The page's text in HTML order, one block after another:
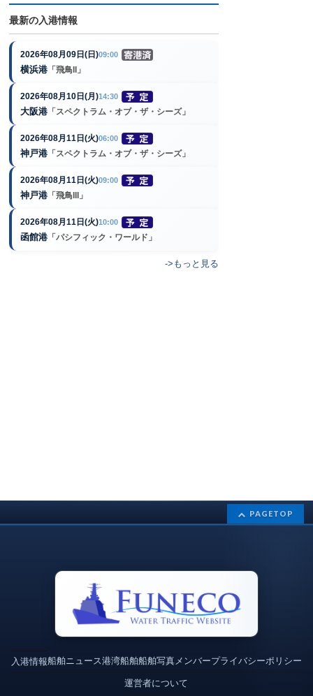
最新の入港情報
2026年08月09日(日)09:00
横浜港 「飛鳥II」
2026年08月10日(月)14:30
大阪港 「スペクトラム・オブ・ザ・シーズ」
2026年08月11日(火)06:00
神戸港 「スペクトラム・オブ・ザ・シーズ」
2026年08月11日(火)09:00
神戸港 「飛鳥III」
2026年08月11日(火)10:00
函館港 「パシフィック・ワールド」
->もっと見る
PAGETOP
入港情報船舶ニュース港湾船舶船舶写真メンバープライバシーポリシー
運営者について